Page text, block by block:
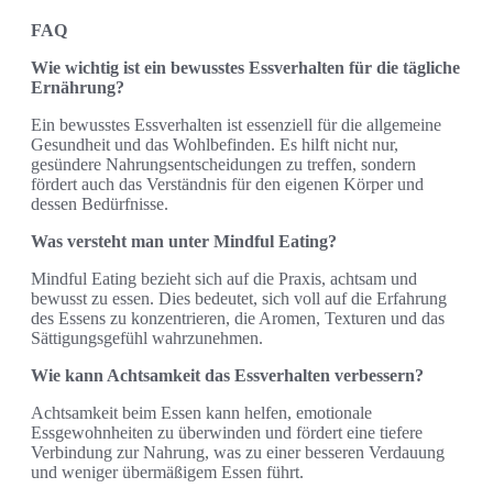
FAQ
Wie wichtig ist ein bewusstes Essverhalten für die tägliche
Ernährung?
Ein bewusstes Essverhalten ist essenziell für die allgemeine
Gesundheit und das Wohlbefinden. Es hilft nicht nur,
gesündere Nahrungsentscheidungen zu treffen, sondern
fördert auch das Verständnis für den eigenen Körper und
dessen Bedürfnisse.
Was versteht man unter Mindful Eating?
Mindful Eating bezieht sich auf die Praxis, achtsam und
bewusst zu essen. Dies bedeutet, sich voll auf die Erfahrung
des Essens zu konzentrieren, die Aromen, Texturen und das
Sättigungsgefühl wahrzunehmen.
Wie kann Achtsamkeit das Essverhalten verbessern?
Achtsamkeit beim Essen kann helfen, emotionale
Essgewohnheiten zu überwinden und fördert eine tiefere
Verbindung zur Nahrung, was zu einer besseren Verdauung
und weniger übermäßigem Essen führt.